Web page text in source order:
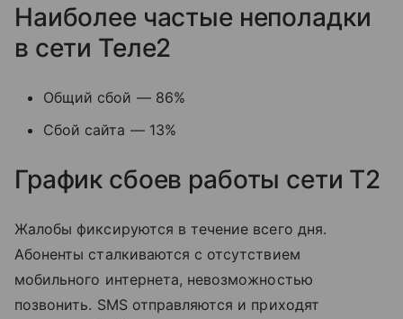
Наиболее частые неполадки
в сети Теле2
Общий сбой — 86%
Сбой сайта — 13%
График сбоев работы сети T2
Жалобы фиксируются в течение всего дня.
Абоненты сталкиваются с отсутствием
мобильного интернета, невозможностью
позвонить. SMS отправляются и приходят